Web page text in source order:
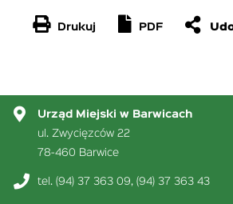
Drukuj PDF
Urząd Miejski w Barwicach
ul. Zwycięzców 22
78-460 Barwice
tel. (94) 37 363 09, (94) 37 363 43